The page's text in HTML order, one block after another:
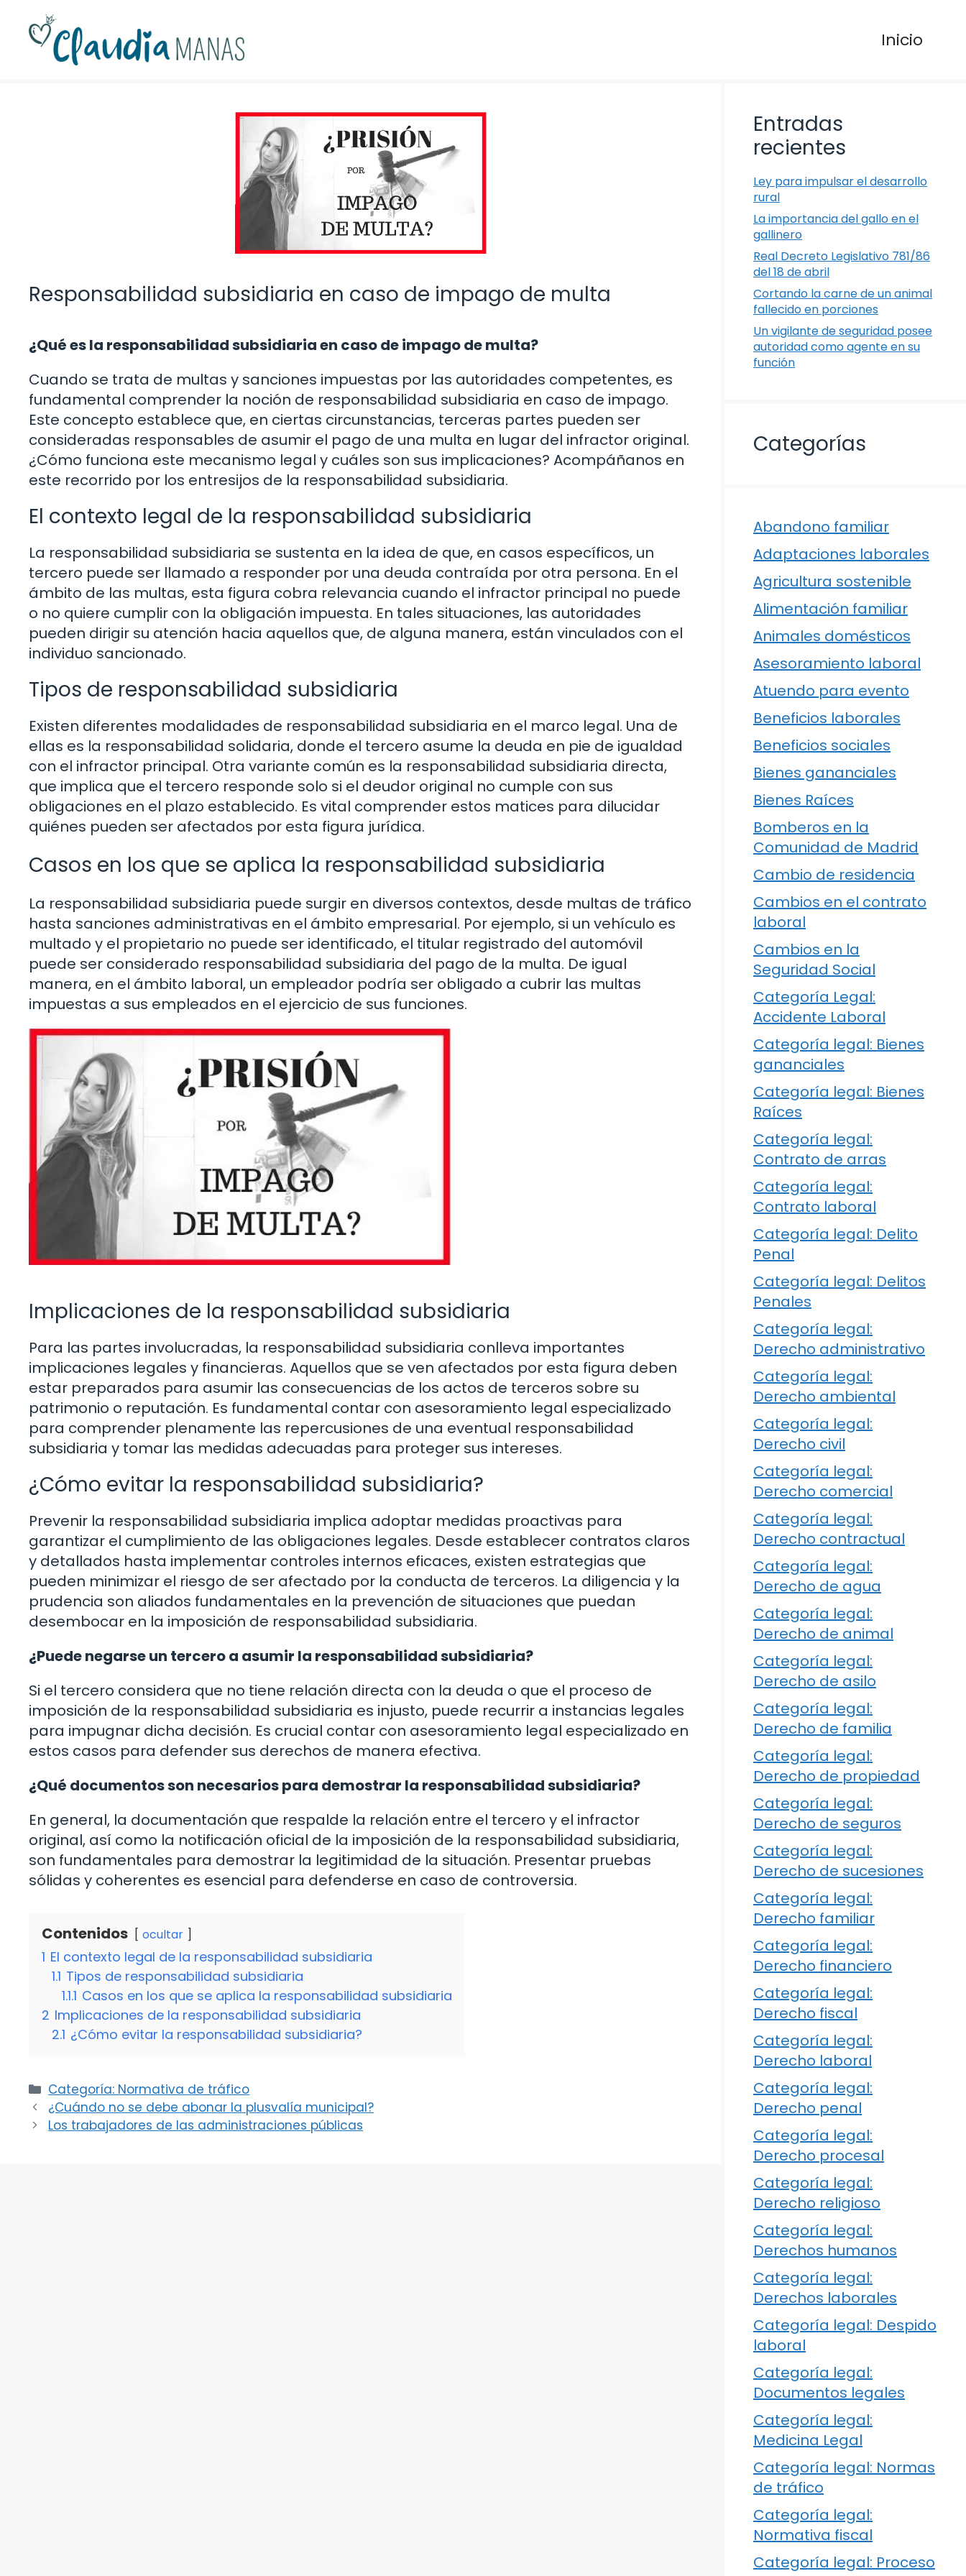
contenido
Inicio
Responsabilidad subsidiaria en caso de impago de multa
¿Qué es la responsabilidad subsidiaria en caso de impago de multa?
Cuando se trata de multas y sanciones impuestas por las autoridades competentes, es
fundamental comprender la noción de responsabilidad subsidiaria en caso de impago.
Este concepto establece que, en ciertas circunstancias, terceras partes pueden ser
consideradas responsables de asumir el pago de una multa en lugar del infractor original.
¿Cómo funciona este mecanismo legal y cuáles son sus implicaciones? Acompáñanos en
este recorrido por los entresijos de la responsabilidad subsidiaria.
El contexto legal de la responsabilidad subsidiaria
La responsabilidad subsidiaria se sustenta en la idea de que, en casos específicos, un
tercero puede ser llamado a responder por una deuda contraída por otra persona. En el
ámbito de las multas, esta figura cobra relevancia cuando el infractor principal no puede
o no quiere cumplir con la obligación impuesta. En tales situaciones, las autoridades
pueden dirigir su atención hacia aquellos que, de alguna manera, están vinculados con el
individuo sancionado.
Tipos de responsabilidad subsidiaria
Existen diferentes modalidades de responsabilidad subsidiaria en el marco legal. Una de
ellas es la responsabilidad solidaria, donde el tercero asume la deuda en pie de igualdad
con el infractor principal. Otra variante común es la responsabilidad subsidiaria directa,
que implica que el tercero responde solo si el deudor original no cumple con sus
obligaciones en el plazo establecido. Es vital comprender estos matices para dilucidar
quiénes pueden ser afectados por esta figura jurídica.
Casos en los que se aplica la responsabilidad subsidiaria
La responsabilidad subsidiaria puede surgir en diversos contextos, desde multas de tráfico
hasta sanciones administrativas en el ámbito empresarial. Por ejemplo, si un vehículo es
multado y el propietario no puede ser identificado, el titular registrado del automóvil
puede ser considerado responsabilidad subsidiaria del pago de la multa. De igual
manera, en el ámbito laboral, un empleador podría ser obligado a cubrir las multas
impuestas a sus empleados en el ejercicio de sus funciones.
Implicaciones de la responsabilidad subsidiaria
Para las partes involucradas, la responsabilidad subsidiaria conlleva importantes
implicaciones legales y financieras. Aquellos que se ven afectados por esta figura deben
estar preparados para asumir las consecuencias de los actos de terceros sobre su
patrimonio o reputación. Es fundamental contar con asesoramiento legal especializado
para comprender plenamente las repercusiones de una eventual responsabilidad
subsidiaria y tomar las medidas adecuadas para proteger sus intereses.
¿Cómo evitar la responsabilidad subsidiaria?
Prevenir la responsabilidad subsidiaria implica adoptar medidas proactivas para
garantizar el cumplimiento de las obligaciones legales. Desde establecer contratos claros
y detallados hasta implementar controles internos eficaces, existen estrategias que
pueden minimizar el riesgo de ser afectado por la conducta de terceros. La diligencia y la
prudencia son aliados fundamentales en la prevención de situaciones que puedan
desembocar en la imposición de responsabilidad subsidiaria.
¿Puede negarse un tercero a asumir la responsabilidad subsidiaria?
Si el tercero considera que no tiene relación directa con la deuda o que el proceso de
imposición de la responsabilidad subsidiaria es injusto, puede recurrir a instancias legales
para impugnar dicha decisión. Es crucial contar con asesoramiento legal especializado en
estos casos para defender sus derechos de manera efectiva.
¿Qué documentos son necesarios para demostrar la responsabilidad subsidiaria?
En general, la documentación que respalde la relación entre el tercero y el infractor
original, así como la notificación oficial de la imposición de la responsabilidad subsidiaria,
son fundamentales para demostrar la legitimidad de la situación. Presentar pruebas
sólidas y coherentes es esencial para defenderse en caso de controversia.
Contenidos ocultar
1 El contexto legal de la responsabilidad subsidiaria
1.1 Tipos de responsabilidad subsidiaria
1.1.1 Casos en los que se aplica la responsabilidad subsidiaria
2 Implicaciones de la responsabilidad subsidiaria
2.1 ¿Cómo evitar la responsabilidad subsidiaria?
Categorías
Categoría: Normativa de tráfico
¿Cuándo no se debe abonar la plusvalía municipal?
Los trabajadores de las administraciones públicas
Entradas
recientes
Ley para impulsar el desarrollo
rural
La importancia del gallo en el
gallinero
Real Decreto Legislativo 781/86
del 18 de abril
Cortando la carne de un animal
fallecido en porciones
Un vigilante de seguridad posee
autoridad como agente en su
función
Categorías
Abandono familiar
Adaptaciones laborales
Agricultura sostenible
Alimentación familiar
Animales domésticos
Asesoramiento laboral
Atuendo para evento
Beneficios laborales
Beneficios sociales
Bienes gananciales
Bienes Raíces
Bomberos en la
Comunidad de Madrid
Cambio de residencia
Cambios en el contrato
laboral
Cambios en la
Seguridad Social
Categoría Legal:
Accidente Laboral
Categoría legal: Bienes
gananciales
Categoría legal: Bienes
Raíces
Categoría legal:
Contrato de arras
Categoría legal:
Contrato laboral
Categoría legal: Delito
Penal
Categoría legal: Delitos
Penales
Categoría legal:
Derecho administrativo
Categoría legal:
Derecho ambiental
Categoría legal:
Derecho civil
Categoría legal:
Derecho comercial
Categoría legal:
Derecho contractual
Categoría legal:
Derecho de agua
Categoría legal:
Derecho de animal
Categoría legal:
Derecho de asilo
Categoría legal:
Derecho de familia
Categoría legal:
Derecho de propiedad
Categoría legal:
Derecho de seguros
Categoría legal:
Derecho de sucesiones
Categoría legal:
Derecho familiar
Categoría legal:
Derecho financiero
Categoría legal:
Derecho fiscal
Categoría legal:
Derecho laboral
Categoría legal:
Derecho penal
Categoría legal:
Derecho procesal
Categoría legal:
Derecho religioso
Categoría legal:
Derechos humanos
Categoría legal:
Derechos laborales
Categoría legal: Despido
laboral
Categoría legal:
Documentos legales
Categoría legal:
Medicina Legal
Categoría legal: Normas
de tráfico
Categoría legal:
Normativa fiscal
Categoría legal: Proceso